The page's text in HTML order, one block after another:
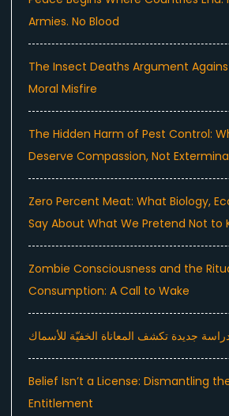
Armies. No Blood
The Insect Deaths Argument
Moral Misfire
The Hidden Harm of Pest Control:
Deserve Compassion, Not
Zero Percent Meat: What Biology,
Say About What We Pretend Not to
Zombie Consciousness and the
Consumption: A Call to Wake
جديدة تكشف المعاناة الخفيّة للأسماك
Belief Isn’t a License: Dismantling
Entitlement